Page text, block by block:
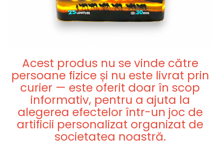
Acest produs nu se vinde către
persoane fizice și nu este livrat prin
curier — este oferit doar în scop
informativ, pentru a ajuta la
alegerea efectelor într-un joc de
artificii personalizat organizat de
societatea noastră.